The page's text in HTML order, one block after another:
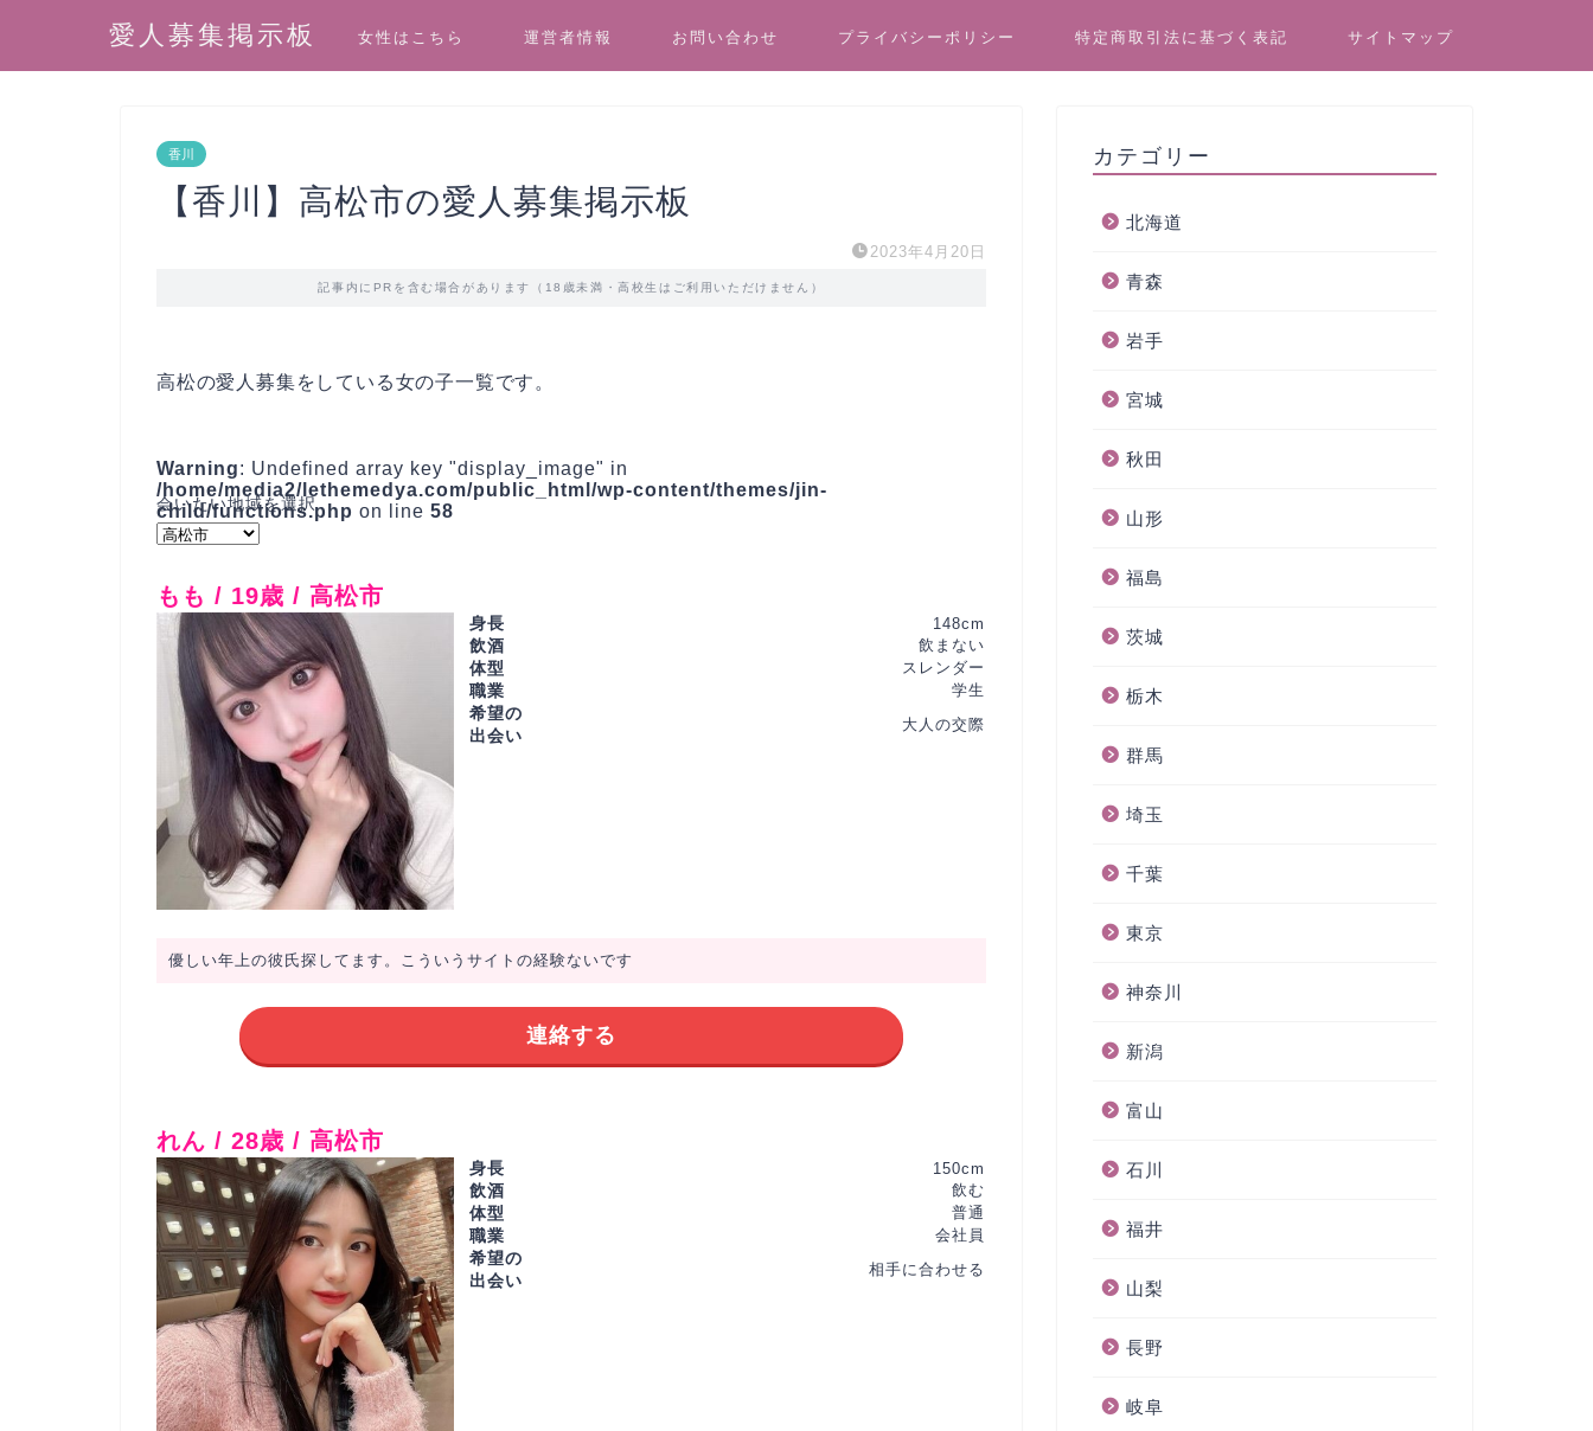
愛人募集掲示板 女性はこちら 運営者情報 お問い合わせ プライバシーポリシー 特定商取引法に基づく表記 サイトマップ
香川
【香川】高松市の愛人募集掲示板
2023年4月20日
記事内にPRを含む場合があります（18歳未満・高校生はご利用いただけません）
高松の愛人募集をしている女の子一覧です。
Warning: Undefined array key "display_image" in
/home/media2/lethemedya.com/public_html/wp-content/themes/jin-
child/functions.php on line 58
もも / 19歳 / 高松市
身長 148cm
飲酒 飲まない
体型 スレンダー
職業 学生
希望の
出会い
大人の交際
優しい年上の彼氏探してます。こういうサイトの経験ないです
連絡する
れん / 28歳 / 高松市
身長 150cm
飲酒 飲む
体型 普通
職業 会社員
希望の
出会い
相手に合わせる
カテゴリー
北海道
青森
岩手
宮城
秋田
山形
福島
茨城
栃木
群馬
埼玉
千葉
東京
神奈川
新潟
富山
石川
福井
山梨
長野
岐阜